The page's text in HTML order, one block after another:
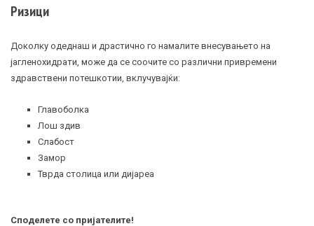
Ризици
Доколку одеднаш и драстично го намалите внесувањето на
јагленохидрати, може да се соочите со различни привремени
здравствени потешкотии, вклучувајќи:
Главоболка
Лош здив
Слабост
Замор
Тврда столица или дијареа
Споделете со пријателите!